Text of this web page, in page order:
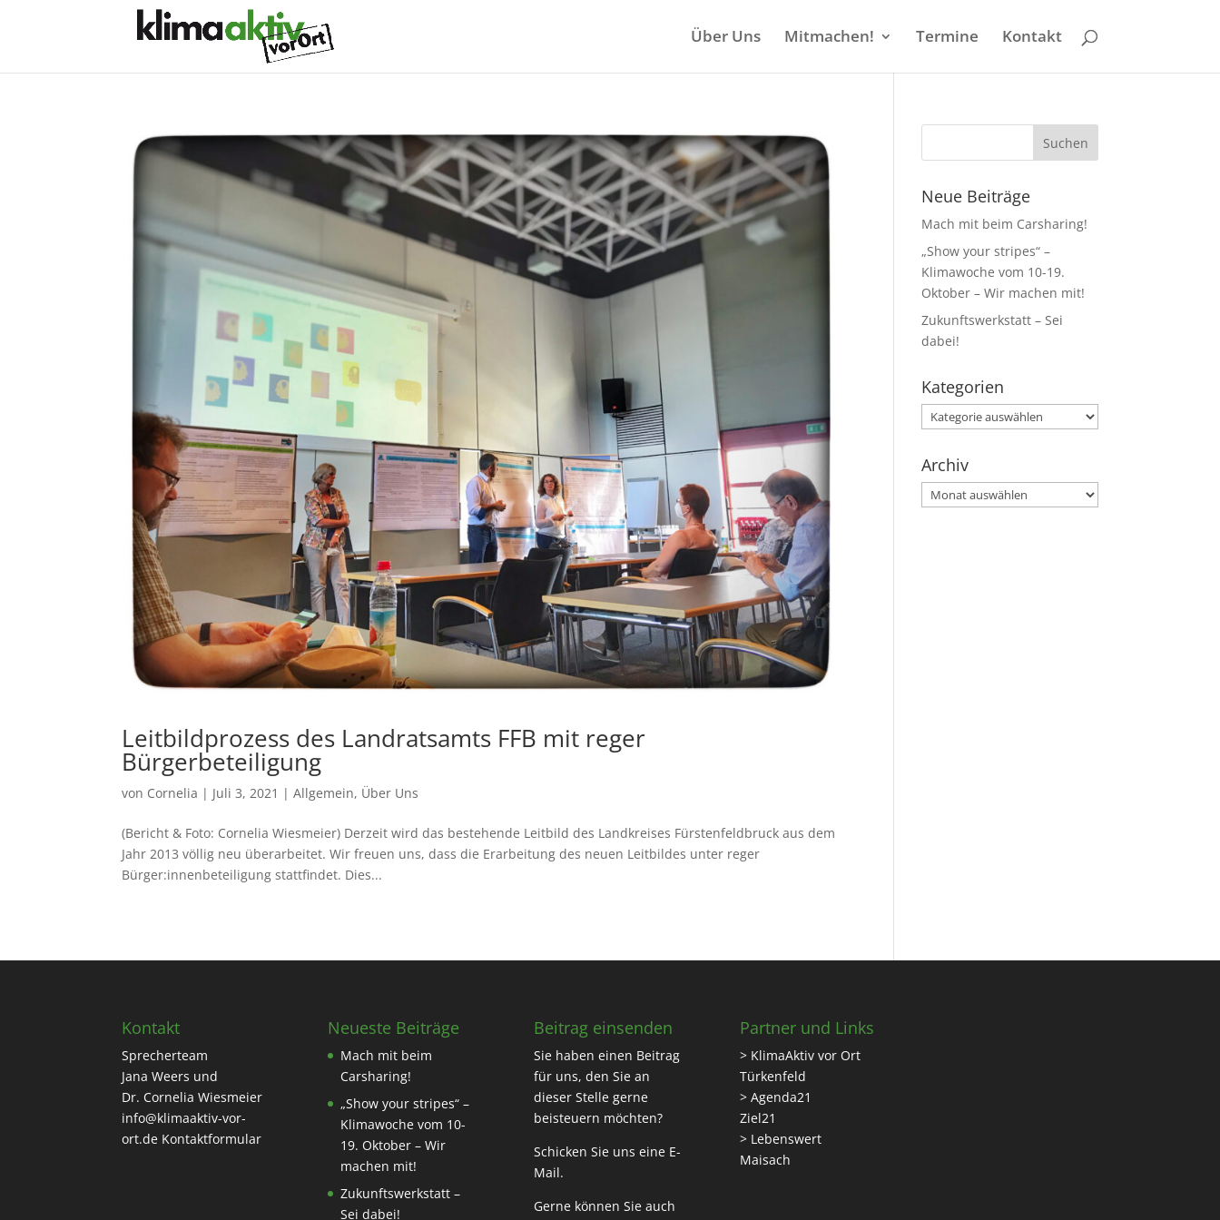
Über Uns Mitmachen! Termine Kontakt
Leitbildprozess des Landratsamts FFB mit reger
Bürgerbeteiligung
von Cornelia | Juli 3, 2021 |Allgemein, Über Uns
(Bericht & Foto: Cornelia Wiesmeier) Derzeit wird das bestehende Leitbild des Landkreises Fürstenfeldbruck aus dem
Jahr 2013 völlig neu überarbeitet. Wir freuen uns, dass die Erarbeitung des neuen Leitbildes unter reger
Bürger:innenbeteiligung stattfindet. Dies...
Neue Beiträge
Mach mit beim Carsharing!
„Show your stripes“ –
Klimawoche vom 10-19.
Oktober – Wir machen mit!
Zukunftswerkstatt – Sei
dabei!
Kategorien
Kategorien
Archiv
Archiv
Kontakt
Sprecherteam
Jana Weers und
Dr. Cornelia Wiesmeier
info@klimaaktiv-vor-
ort.de Kontaktformular
Neueste Beiträge
Mach mit beim
Carsharing!
„Show your stripes“ –
Klimawoche vom 10-
19. Oktober – Wir
machen mit!
Zukunftswerkstatt –
Sei dabei!
Beitrag einsenden
Sie haben einen Beitrag
für uns, den Sie an
dieser Stelle gerne
beisteuern möchten?
Schicken Sie uns eine E-
Mail.
Gerne können Sie auch
Partner und Links
> KlimaAktiv vor Ort
Türkenfeld
> Agenda21
Ziel21
> Lebenswert
Maisach